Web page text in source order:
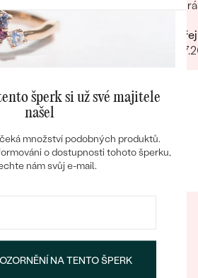
Ondřej
v Eppi
šperk si už své majitele
našel
množství podobných produktů.
o dostupnosti tohoto šperku,
nám svůj e-mail.
NA TENTO ŠPERK